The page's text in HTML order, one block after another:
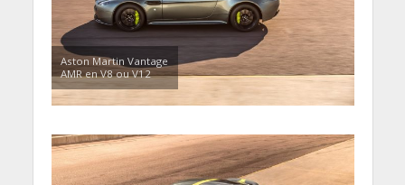
Aston Martin Vantage
AMR en V8 ou V12